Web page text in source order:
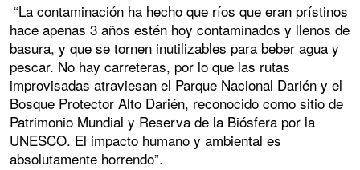
“La contaminación ha hecho que ríos que eran prístinos
hace apenas 3 años estén hoy contaminados y llenos de
basura, y que se tornen inutilizables para beber agua y
pescar. No hay carreteras, por lo que las rutas
improvisadas atraviesan el Parque Nacional Darién y el
Bosque Protector Alto Darién, reconocido como sitio de
Patrimonio Mundial y Reserva de la Biósfera por la
UNESCO. El impacto humano y ambiental es
absolutamente horrendo”.